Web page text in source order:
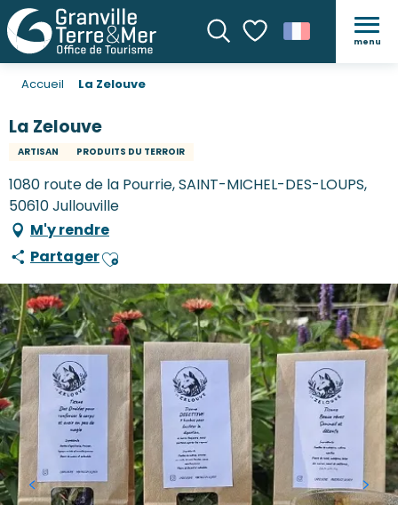
Recherche
Voir les favoris
menu
Accueil La Zelouve
La Zelouve
ARTISAN PRODUITS DU TERROIR
1080 route de la Pourrie, SAINT-MICHEL-DES-LOUPS,
50610 Jullouville
M'y rendre
PartagerAjouter aux favoris